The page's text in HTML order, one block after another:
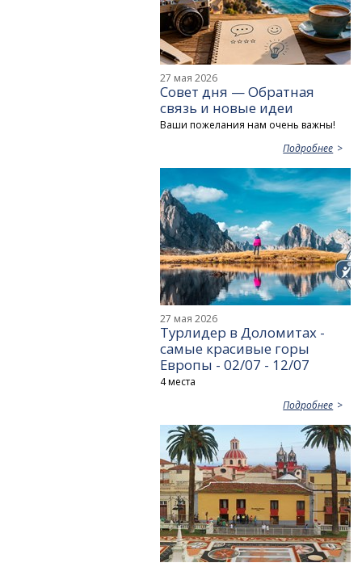
27 мая 2026
Совет дня — Обратная
связь и новые идеи
Ваши пожелания нам очень важны!
Подробнее
27 мая 2026
Турлидер в Доломитах -
самые красивые горы
Европы - 02/07 - 12/07
4 места
Подробнее